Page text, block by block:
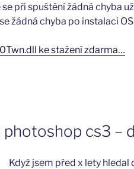
se při spuštění žádná chyba
žádná chyba po instalaci
ke stažení zdarma…
cs3 –
Když jsem před x lety